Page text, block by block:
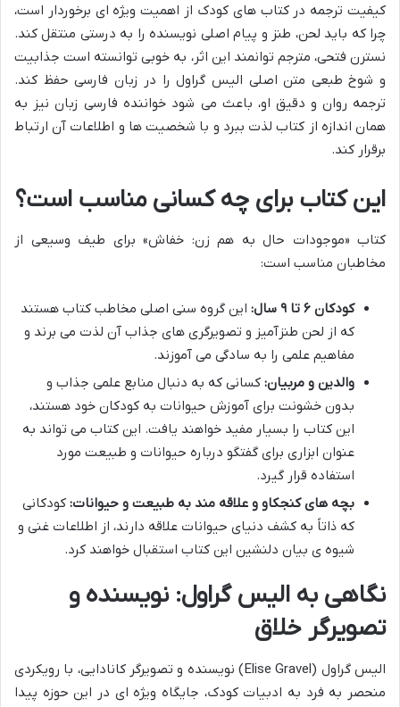
کیفیت ترجمه در کتاب های کودک از اهمیت ویژه ای برخوردار است،
چرا که باید لحن، طنز و پیام اصلی نویسنده را به درستی منتقل کند.
نسترن فتحی، مترجم توانمند این اثر، به خوبی توانسته است جذابیت
و شوخ طبعی متن اصلی الیس گراول را در زبان فارسی حفظ کند.
ترجمه روان و دقیق او، باعث می شود خواننده فارسی زبان نیز به
همان اندازه از کتاب لذت ببرد و با شخصیت ها و اطلاعات آن ارتباط
برقرار کند.
این کتاب برای چه کسانی مناسب است؟
کتاب «موجودات حال به هم زن: خفاش» برای طیف وسیعی از
مخاطبان مناسب است:
کودکان ۶ تا ۹ سال:
این گروه سنی اصلی مخاطب کتاب هستند
که از لحن طنزآمیز و تصویرگری های جذاب آن لذت می برند و
مفاهیم علمی را به سادگی می آموزند.
والدین و مربیان: کسانی که به دنبال منابع علمی جذاب و
بدون خشونت برای آموزش حیوانات به کودکان خود هستند،
این کتاب را بسیار مفید خواهند یافت. این کتاب می تواند به
عنوان ابزاری برای گفتگو درباره حیوانات و طبیعت مورد
استفاده قرار گیرد.
بچه های کنجکاو و علاقه مند به طبیعت و حیوانات: کودکانی
که ذاتاً به کشف دنیای حیوانات علاقه دارند، از اطلاعات غنی و
شیوه ی بیان دلنشین این کتاب استقبال خواهند کرد.
نگاهی به الیس گراول: نویسنده و
تصویرگر خلاق
الیس گراول (Elise Gravel) نویسنده و تصویرگر کانادایی، با رویکردی
منحصر به فرد به ادبیات کودک، جایگاه ویژه ای در این حوزه پیدا